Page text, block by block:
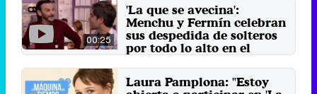
00:25
'La que se avecina':
Menchu y Fermín celebran
sus despedida de solteros
por todo lo alto en el
15 de diciembre 2017
Laura Pamplona: "Estoy